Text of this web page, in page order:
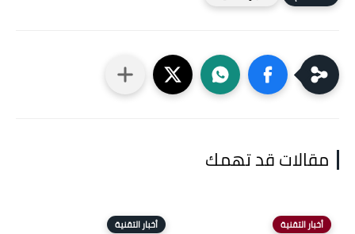
مقالات قد تهمك
أخبار التقنية أخبار التقنية